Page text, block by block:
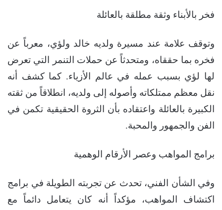
فخر بالأبناء وثقة مطلقة بالعائلة
وتوقف علامة عند مسيرة ولديه خالد ولؤي، معرباً عن
فخره بما حققاه، ومتحدثاً عن حملات التنمر التي تعرض
لها لؤي بسبب عمله في عالم الأزياء. كما كشف أنه
نقل معظم ممتلكاته وأصوله إلى ولديه، انطلاقاً من ثقته
الكبيرة بالعائلة واعتقاده بأن الثروة الحقيقية تكمن في
الفن والجمهور والمحبة.
برامج المواهب وعصر الأرقام الوهمية
وفي الشأن الفني، تحدث عن تجربته الطويلة في برامج
اكتشاف المواهب، مؤكداً أنه كان يتعامل دائماً مع